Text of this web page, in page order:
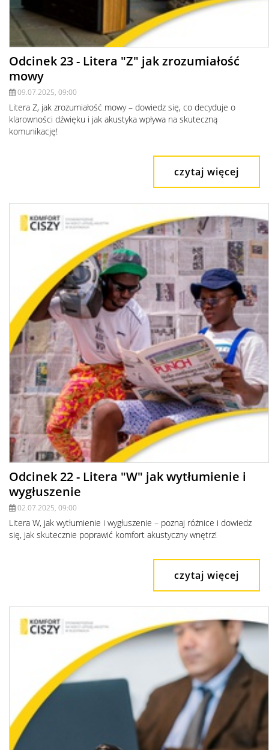
Odcinek 23 - Litera "Z" jak zrozumiałość
mowy
09.07.2025, 09:00
Litera Z, jak zrozumiałość mowy – dowiedz się, co decyduje o
klarowności dźwięku i jak akustyka wpływa na skuteczną
komunikację!
czytaj więcej
Odcinek 22 - Litera "W" jak wytłumienie i
wygłuszenie
02.07.2025, 09:00
Litera W, jak wytłumienie i wygłuszenie – poznaj różnice i dowiedz
się, jak skutecznie poprawić komfort akustyczny wnętrz!
czytaj więcej